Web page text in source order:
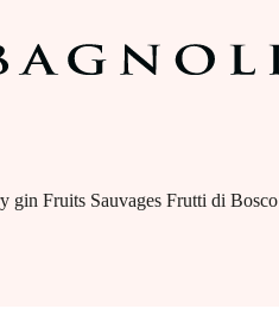
gin Fruits Sauvages Frutti di Bosco